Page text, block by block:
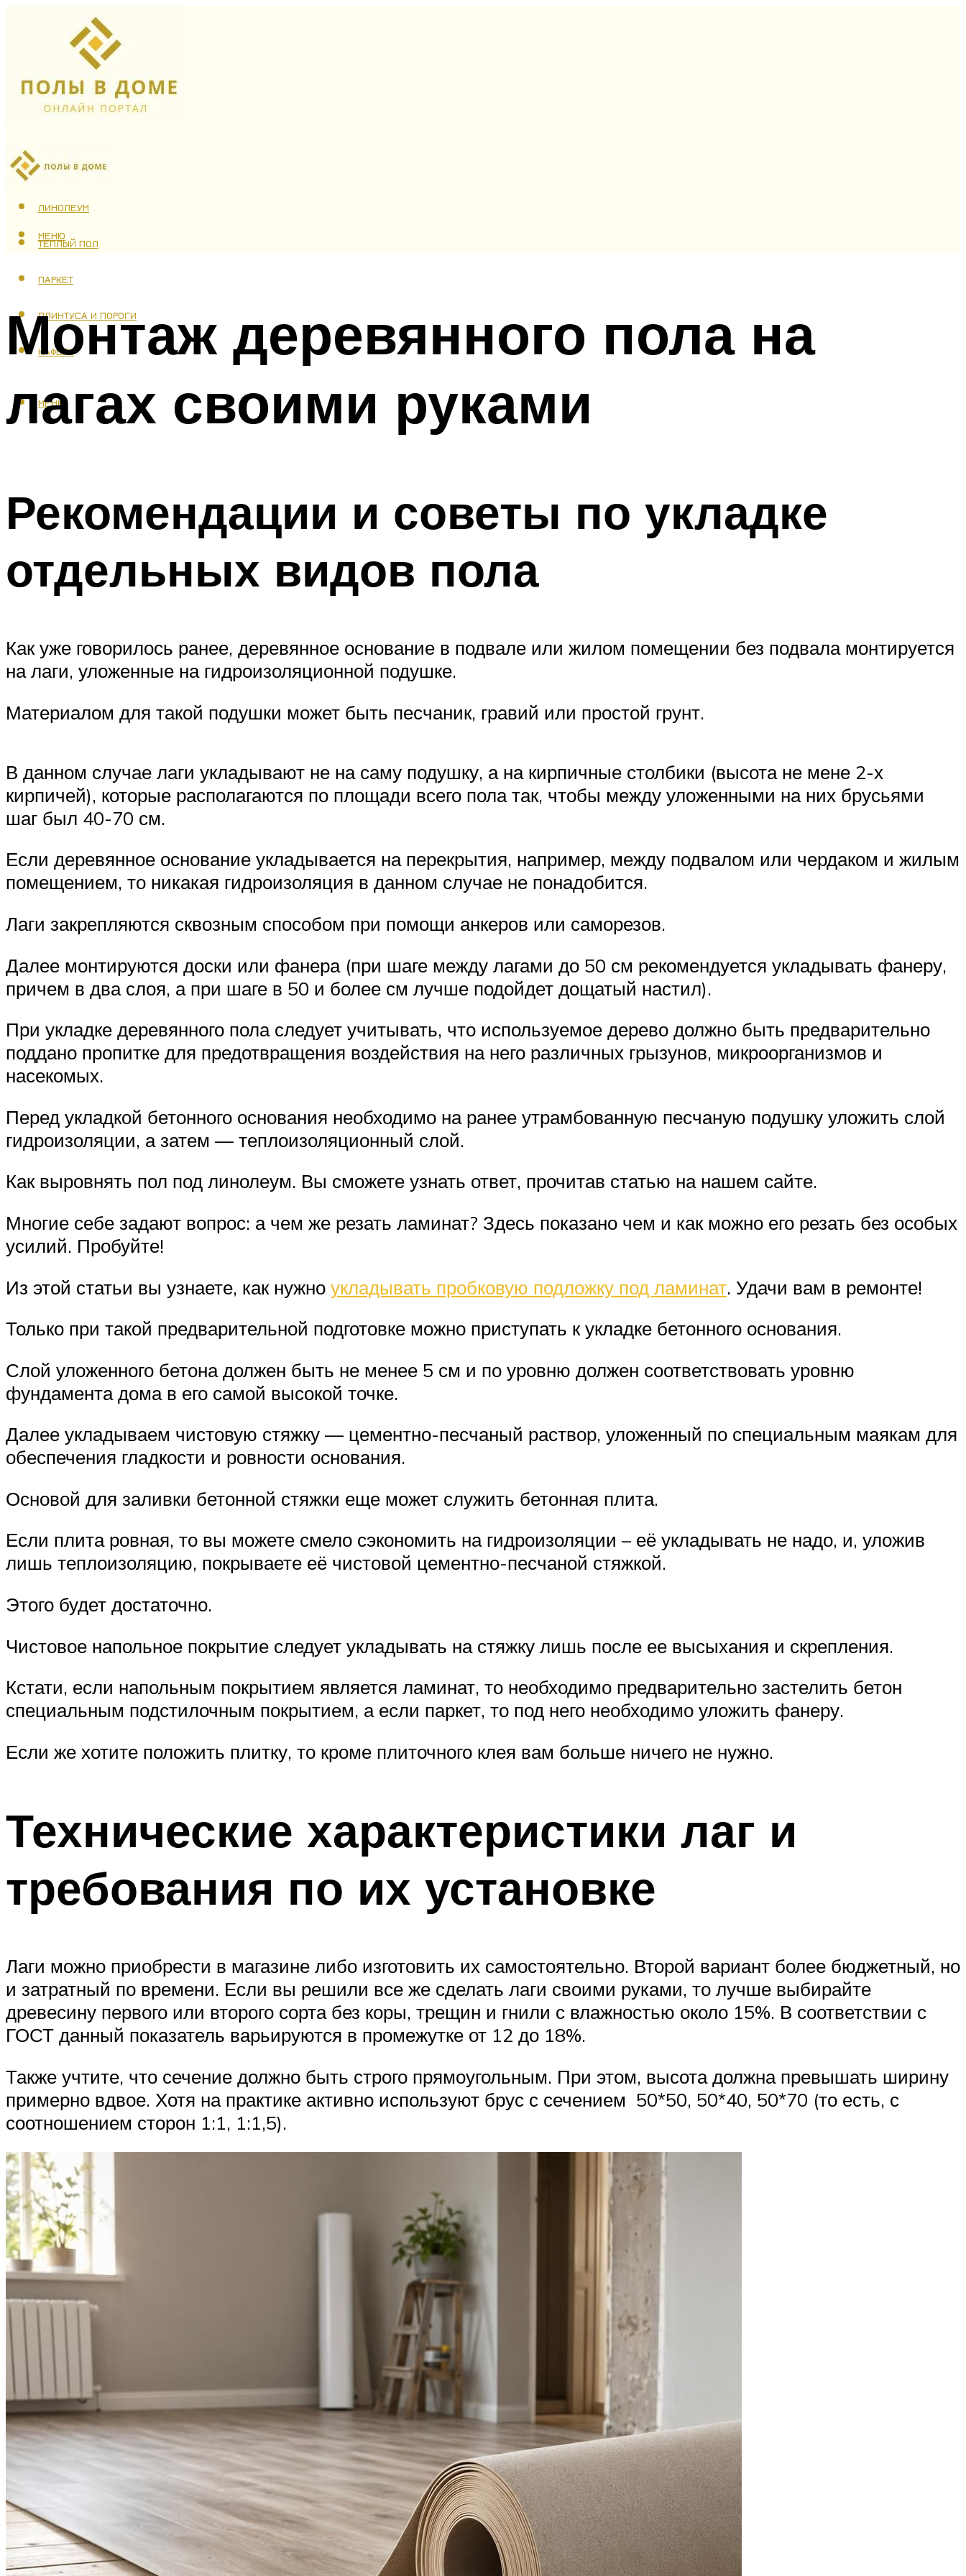
ЛАМИНАТ
ЛИНОЛЕУМ
ТЕПЛЫЙ ПОЛ
ПАРКЕТ
ПЛИНТУСА И ПОРОГИ
КАФЕЛЬ
МЕНЮ
МЕНЮ
Монтаж деревянного пола на
лагах своими руками
Рекомендации и советы по укладке
отдельных видов пола
Как уже говорилось ранее, деревянное основание в подвале или жилом помещении без подвала монтируется
на лаги, уложенные на гидроизоляционной подушке.
Материалом для такой подушки может быть песчаник, гравий или простой грунт.
В данном случае лаги укладывают не на саму подушку, а на кирпичные столбики (высота не мене 2-х
кирпичей), которые располагаются по площади всего пола так, чтобы между уложенными на них брусьями
шаг был 40-70 см.
Если деревянное основание укладывается на перекрытия, например, между подвалом или чердаком и жилым
помещением, то никакая гидроизоляция в данном случае не понадобится.
Лаги закрепляются сквозным способом при помощи анкеров или саморезов.
Далее монтируются доски или фанера (при шаге между лагами до 50 см рекомендуется укладывать фанеру,
причем в два слоя, а при шаге в 50 и более см лучше подойдет дощатый настил).
При укладке деревянного пола следует учитывать, что используемое дерево должно быть предварительно
поддано пропитке для предотвращения воздействия на него различных грызунов, микроорганизмов и
насекомых.
Перед укладкой бетонного основания необходимо на ранее утрамбованную песчаную подушку уложить слой
гидроизоляции, а затем — теплоизоляционный слой.
Как выровнять пол под линолеум. Вы сможете узнать ответ, прочитав статью на нашем сайте.
Многие себе задают вопрос: а чем же резать ламинат? Здесь показано чем и как можно его резать без особых
усилий. Пробуйте!
Из этой статьи вы узнаете, как нужно укладывать пробковую подложку под ламинат. Удачи вам в ремонте!
Только при такой предварительной подготовке можно приступать к укладке бетонного основания.
Слой уложенного бетона должен быть не менее 5 см и по уровню должен соответствовать уровню
фундамента дома в его самой высокой точке.
Далее укладываем чистовую стяжку — цементно-песчаный раствор, уложенный по специальным маякам для
обеспечения гладкости и ровности основания.
Основой для заливки бетонной стяжки еще может служить бетонная плита.
Если плита ровная, то вы можете смело сэкономить на гидроизоляции – её укладывать не надо, и, уложив
лишь теплоизоляцию, покрываете её чистовой цементно-песчаной стяжкой.
Этого будет достаточно.
Чистовое напольное покрытие следует укладывать на стяжку лишь после ее высыхания и скрепления.
Кстати, если напольным покрытием является ламинат, то необходимо предварительно застелить бетон
специальным подстилочным покрытием, а если паркет, то под него необходимо уложить фанеру.
Если же хотите положить плитку, то кроме плиточного клея вам больше ничего не нужно.
Технические характеристики лаг и
требования по их установке
Лаги можно приобрести в магазине либо изготовить их самостоятельно. Второй вариант более бюджетный, но
и затратный по времени. Если вы решили все же сделать лаги своими руками, то лучше выбирайте
древесину первого или второго сорта без коры, трещин и гнили с влажностью около 15%. В соответствии с
ГОСТ данный показатель варьируются в промежутке от 12 до 18%.
Также учтите, что сечение должно быть строго прямоугольным. При этом, высота должна превышать ширину
примерно вдвое. Хотя на практике активно используют брус с сечением 50*50, 50*40, 50*70 (то есть, с
соотношением сторон 1:1, 1:1,5).